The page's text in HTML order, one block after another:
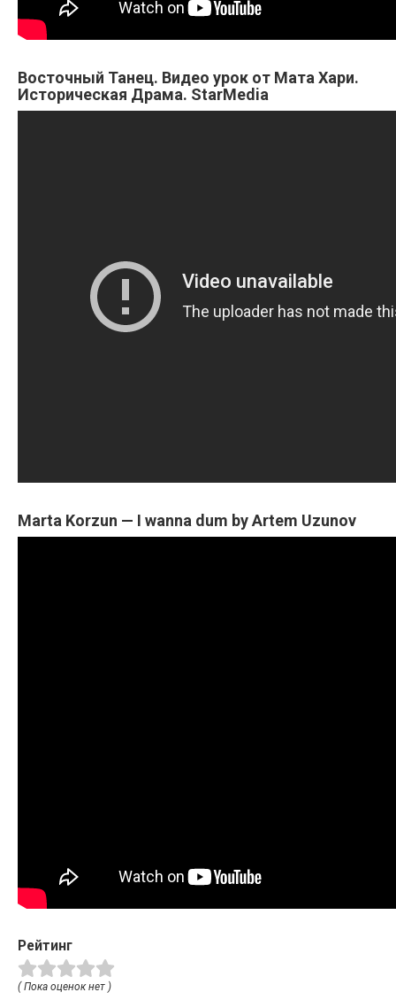
Восточный Танец. Видео урок от Мата Хари.
Историческая Драма. StarMedia
Marta Korzun — I wanna dum by Artem Uzunov
Рейтинг
( Пока оценок нет )